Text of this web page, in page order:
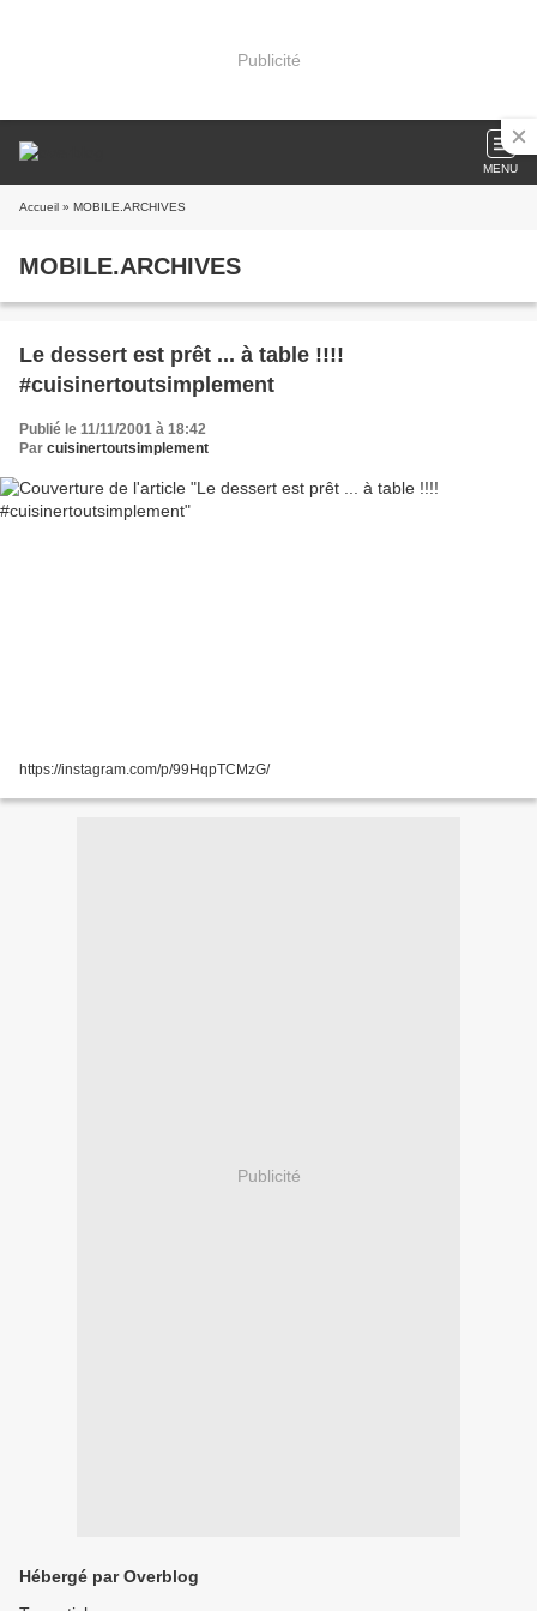
Publicité
MENU
Accueil » MOBILE.ARCHIVES
MOBILE.ARCHIVES
Le dessert est prêt ... à table !!!!
#cuisinertoutsimplement
Publié le 11/11/2001 à 18:42
Par cuisinertoutsimplement
https://instagram.com/p/99HqpTCMzG/
Publicité
Hébergé par Overblog